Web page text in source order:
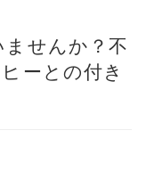
せんか？不
ーとの付き